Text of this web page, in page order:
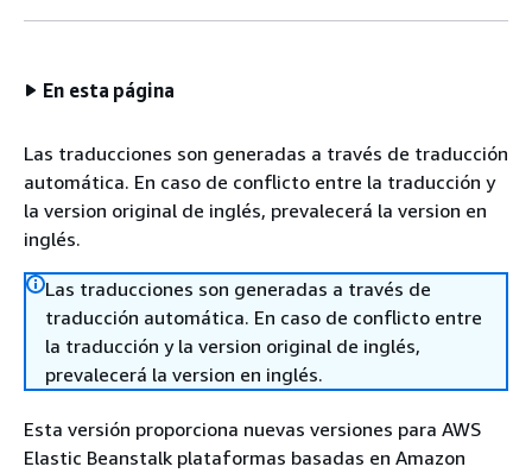
En esta página
Las traducciones son generadas a través de traducción
automática. En caso de conflicto entre la traducción y
la version original de inglés, prevalecerá la version en
inglés.
Las traducciones son generadas a través de
traducción automática. En caso de conflicto entre
la traducción y la version original de inglés,
prevalecerá la version en inglés.
Esta versión proporciona nuevas versiones para AWS
Elastic Beanstalk plataformas basadas en Amazon